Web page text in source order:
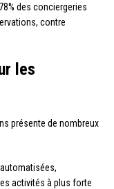
des conciergeries
contre
les
présente de nombreux
activités à plus forte